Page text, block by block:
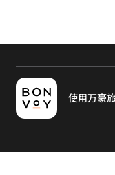
使用万豪